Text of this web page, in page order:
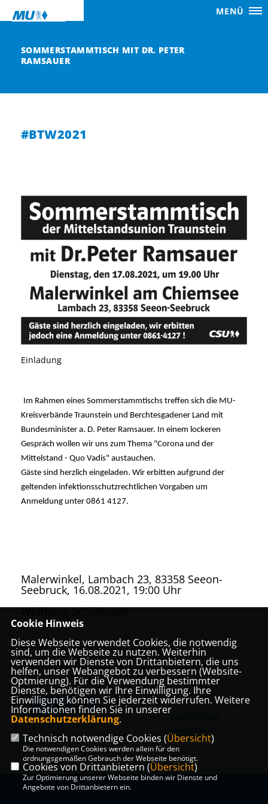
MENÜ
SOMMERSTAMMTISCH MIT DR. PETER
RAMSAUER
#BTW2021
Einladung
Im Rahmen eines Sommerstammtischs treffen sich die MU-
Kreisverbände Traunstein und Berchtesgadener Land mit
Bundesminister a. D. Peter Ramsauer. In einem lockeren
Gespräch wollen wir uns zum Thema "Corona und der
Mittelstand - Quo Vadis" austauchen.
Gäste sind herzlich eingeladen. Wir erbitten aufgrund der
geltenden infektionsschutzrechtlichen Vorgaben um
Anmeldung unter 0861 4127.
Malerwinkel, Lambach 23, 83358 Seeon-
Seebruck, 16.08.2021, 19:00 Uhr
Wolfgang Schillmeier
KONTAKT
@2026 CSU Mittelstandsunion
Cookie Hinweis
Diese Webseite verwendet Cookies, die notwendig
sind, um die Webseite zu nutzen. Weiterhin
verwenden wir Dienste von Drittanbietern, die uns
helfen, unser Webangebot zu verbessern (Website-
Optmierung). Für die Verwendung bestimmter
Dienste, benötigen wir Ihre Einwilligung. Ihre
Einwilligung können Sie jederzeit widerrufen. Weitere
Informationen finden Sie in unserer
Datenschutzerklärung.
Technisch notwendige Cookies (Übersicht)
Die notwendigen Cookies werden allein für den
ordnungsgemäßen Gebrauch der Webseite benötigt.
Cookies von Drittanbietern (Übersicht)
Zur Optimierung unserer Webseite binden wir Dienste und
Angebote von Drittanbietern ein.